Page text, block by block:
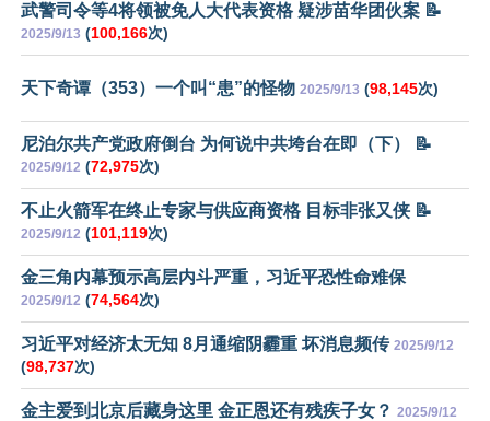
武警司令等4将领被免人大代表资格 疑涉苗华团伙案 📝
2025/9/13 (100,166次)
天下奇谭（353）一个叫“患”的怪物 2025/9/13 (98,145次)
尼泊尔共产党政府倒台 为何说中共垮台在即（下） 📝
2025/9/12 (72,975次)
不止火箭军在终止专家与供应商资格 目标非张又侠 📝
2025/9/12 (101,119次)
金三角内幕预示高层内斗严重，习近平恐性命难保
2025/9/12 (74,564次)
习近平对经济太无知 8月通缩阴霾重 坏消息频传 2025/9/12
(98,737次)
金主爱到北京后藏身这里 金正恩还有残疾子女？ 2025/9/12